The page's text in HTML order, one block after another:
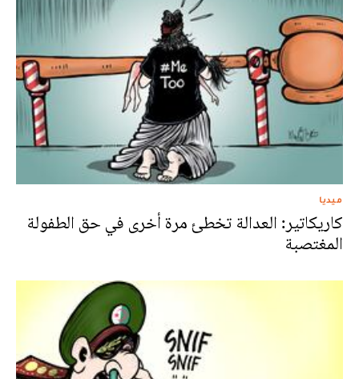
ميديا
كاريكاتير: العدالة تخطئ مرة أخرى في حق الطفولة
المغتصبة